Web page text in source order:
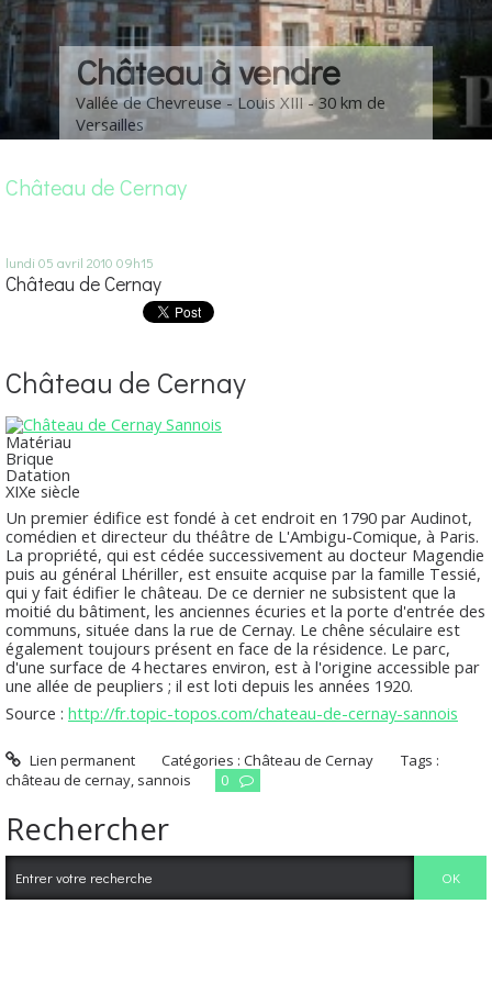
Château à vendre
Vallée de Chevreuse - Louis XIII - 30 km de
Versailles
Château de Cernay
lundi 05 avril 2010 09h15
Château de Cernay
Château de Cernay
Matériau
Brique
Datation
XIXe siècle
Un premier édifice est fondé à cet endroit en 1790 par Audinot,
comédien et directeur du théâtre de L'Ambigu-Comique, à Paris.
La propriété, qui est cédée successivement au docteur Magendie
puis au général Lhériller, est ensuite acquise par la famille Tessié,
qui y fait édifier le château. De ce dernier ne subsistent que la
moitié du bâtiment, les anciennes écuries et la porte d'entrée des
communs, située dans la rue de Cernay. Le chêne séculaire est
également toujours présent en face de la résidence. Le parc,
d'une surface de 4 hectares environ, est à l'origine accessible par
une allée de peupliers ; il est loti depuis les années 1920.
Source : http://fr.topic-topos.com/chateau-de-cernay-sannois
Lien permanent Catégories :Château de Cernay
Tags :
château de cernay, sannois 0
Rechercher